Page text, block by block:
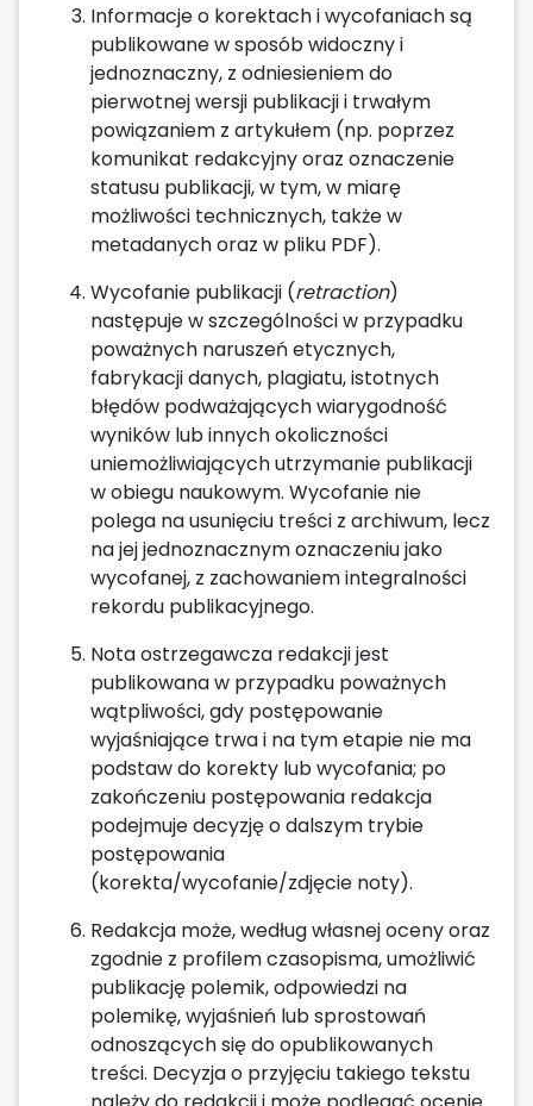
Informacje o korektach i wycofaniach są
publikowane w sposób widoczny i
jednoznaczny, z odniesieniem do
pierwotnej wersji publikacji i trwałym
powiązaniem z artykułem (np. poprzez
komunikat redakcyjny oraz oznaczenie
statusu publikacji, w tym, w miarę
możliwości technicznych, także w
metadanych oraz w pliku PDF).
Wycofanie publikacji (retraction)
następuje w szczególności w przypadku
poważnych naruszeń etycznych,
fabrykacji danych, plagiatu, istotnych
błędów podważających wiarygodność
wyników lub innych okoliczności
uniemożliwiających utrzymanie publikacji
w obiegu naukowym. Wycofanie nie
polega na usunięciu treści z archiwum, lecz
na jej jednoznacznym oznaczeniu jako
wycofanej, z zachowaniem integralności
rekordu publikacyjnego.
Nota ostrzegawcza redakcji jest
publikowana w przypadku poważnych
wątpliwości, gdy postępowanie
wyjaśniające trwa i na tym etapie nie ma
podstaw do korekty lub wycofania; po
zakończeniu postępowania redakcja
podejmuje decyzję o dalszym trybie
postępowania
(korekta/wycofanie/zdjęcie noty).
Redakcja może, według własnej oceny oraz
zgodnie z profilem czasopisma, umożliwić
publikację polemik, odpowiedzi na
polemikę, wyjaśnień lub sprostowań
odnoszących się do opublikowanych
treści. Decyzja o przyjęciu takiego tekstu